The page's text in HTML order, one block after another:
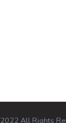
All Rights